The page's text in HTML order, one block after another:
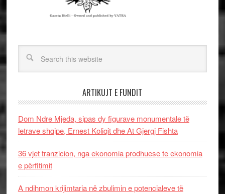
ARTIKUJT E FUNDIT
Dom Ndre Mjeda, sipas dy figurave monumentale të
letrave shqipe, Ernest Koliqit dhe At Gjergj Fishta
36 vjet tranzicion, nga ekonomia prodhuese te ekonomia
e përfitimit
A ndihmon krijimtaria në zbulimin e potencialeve të